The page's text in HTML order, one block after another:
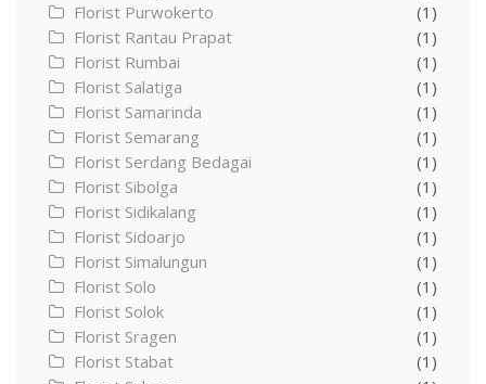
Florist Purwokerto
(1)
Florist Rantau Prapat
(1)
Florist Rumbai
(1)
Florist Salatiga
(1)
Florist Samarinda
(1)
Florist Semarang
(1)
Florist Serdang Bedagai
(1)
Florist Sibolga
(1)
Florist Sidikalang
(1)
Florist Sidoarjo
(1)
Florist Simalungun
(1)
Florist Solo
(1)
Florist Solok
(1)
Florist Sragen
(1)
Florist Stabat
(1)